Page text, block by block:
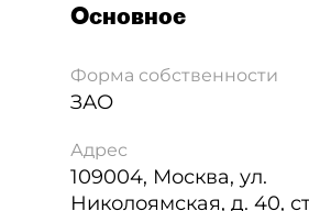
Основное
Форма собственности
ЗАО
Адрес
109004, Москва, ул.
Николоямская, д. 40,